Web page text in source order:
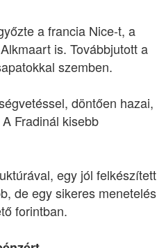
a francia Nice-t, a
is. Továbbjutott a
szemben.
döntően hazai,
Fradinál kisebb
egy jól felkészített
de egy sikeres menetelés
forintban.